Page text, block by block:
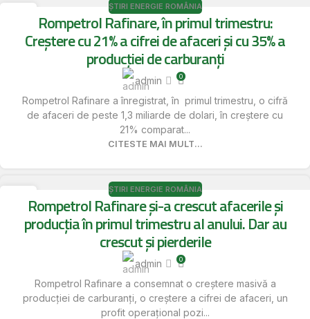
ȘTIRI ENERGIE ROMÂNIA
Rompetrol Rafinare, în primul trimestru:
Creștere cu 21% a cifrei de afaceri și cu 35% a
producției de carburanți
admin 0
Rompetrol Rafinare a înregistrat, în primul trimestru, o cifră
de afaceri de peste 1,3 miliarde de dolari, în creștere cu
21% comparat...
CITESTE MAI MULT...
ȘTIRI ENERGIE ROMÂNIA
Rompetrol Rafinare și-a crescut afacerile și
producția în primul trimestru al anului. Dar au
crescut și pierderile
admin 0
Rompetrol Rafinare a consemnat o creștere masivă a
producției de carburanți, o creștere a cifrei de afaceri, un
profit operațional pozi...